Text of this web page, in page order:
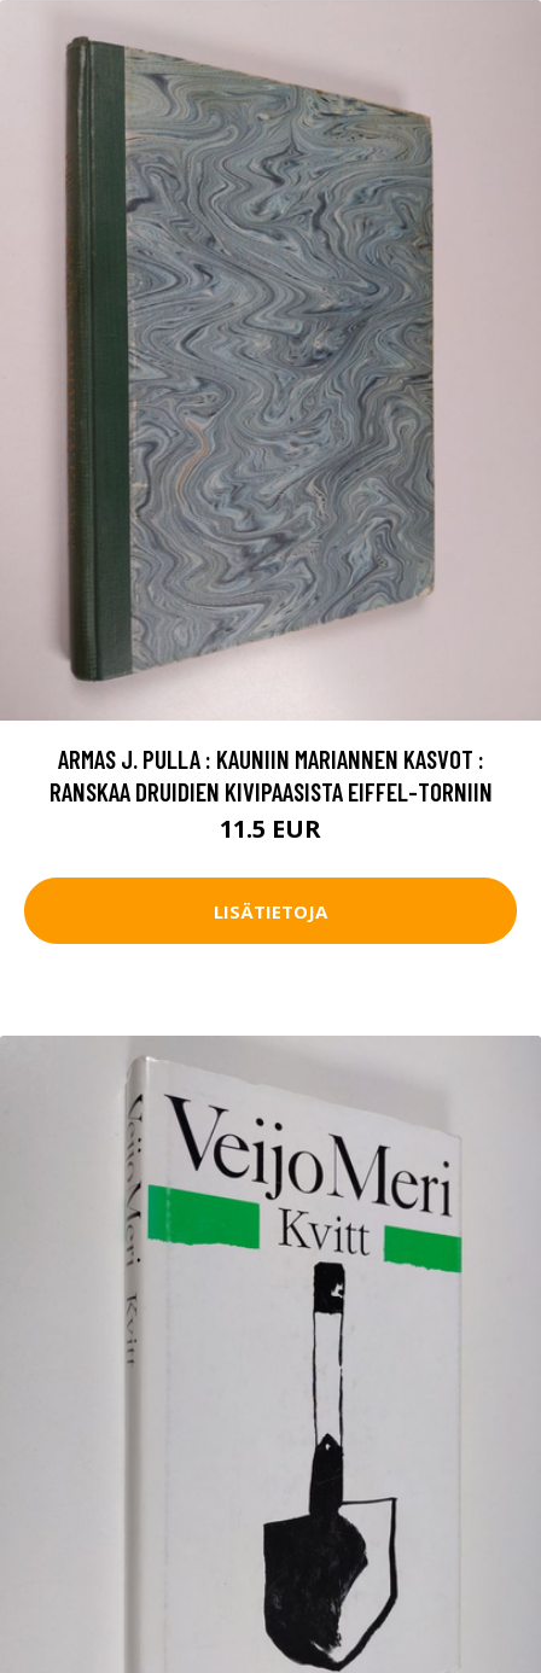
ARMAS J. PULLA : KAUNIIN MARIANNEN KASVOT :
RANSKAA DRUIDIEN KIVIPAASISTA EIFFEL-TORNIIN
11.5 EUR
LISÄTIETOJA